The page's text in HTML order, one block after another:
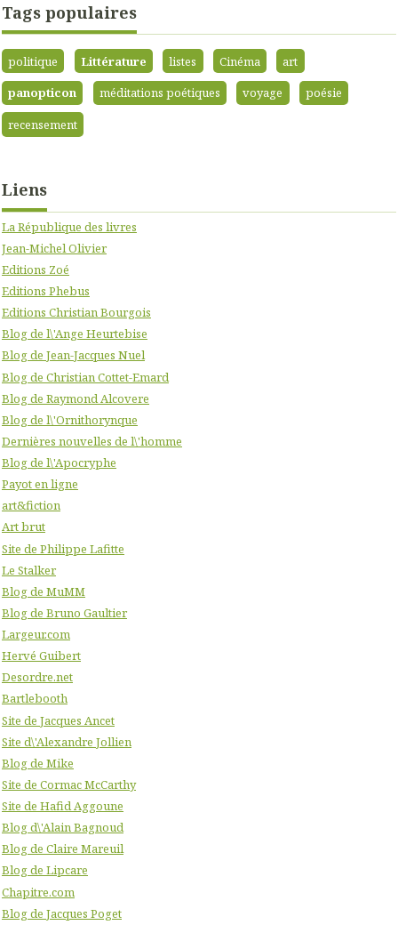
Tags populaires
politique Littérature listes Cinéma
art
panopticon
méditations poétiques voyage
poésie
recensement
Liens
La République des livres
Jean-Michel Olivier
Editions Zoé
Editions Phebus
Editions Christian Bourgois
Blog de l\'Ange Heurtebise
Blog de Jean-Jacques Nuel
Blog de Christian Cottet-Emard
Blog de Raymond Alcovere
Blog de l\'Ornithorynque
Dernières nouvelles de l\'homme
Blog de l\'Apocryphe
Payot en ligne
art&fiction
Art brut
Site de Philippe Lafitte
Le Stalker
Blog de MuMM
Blog de Bruno Gaultier
Largeur.com
Hervé Guibert
Desordre.net
Bartlebooth
Site de Jacques Ancet
Site d\'Alexandre Jollien
Blog de Mike
Site de Cormac McCarthy
Site de Hafid Aggoune
Blog d\'Alain Bagnoud
Blog de Claire Mareuil
Blog de Lipcare
Chapitre.com
Blog de Jacques Poget